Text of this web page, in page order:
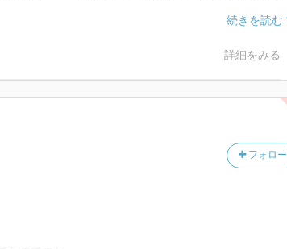
まで気づかないものかどうかはちょっと疑問。
詳細をみる
フォロー